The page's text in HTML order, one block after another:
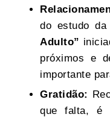
do estudo
Adulto”
próximos e
importante
Gratidão:
que falta, é